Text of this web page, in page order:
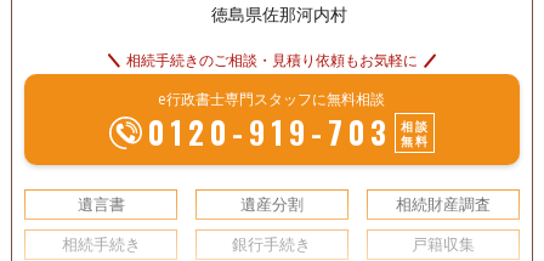
徳島県佐那河内村
相続手続きのご相談・見積り依頼もお気軽に
e行政書士専門スタッフに無料相談
0120-919-703
相談
無料
遺言書 遺産分割
相続財産調査
相続手続き
銀行手続き
戸籍収集